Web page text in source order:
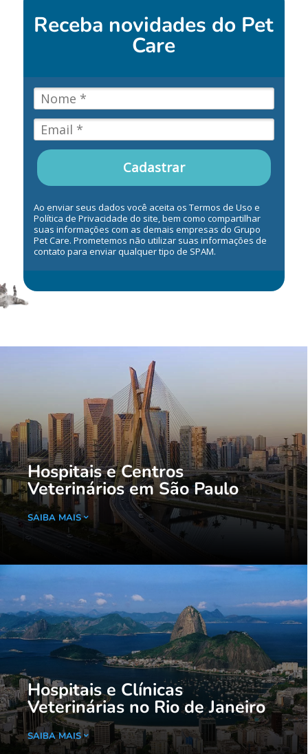
Receba novidades do Pet
Care
Cadastrar
Ao enviar seus dados você aceita os Termos de Uso e
Política de Privacidade do site, bem como compartilhar
suas informações com as demais empresas do Grupo
Pet Care. Prometemos não utilizar suas informações de
contato para enviar qualquer tipo de SPAM.
Hospitais e Centros
Veterinários em São Paulo
SAIBA MAIS
Hospitais e Clínicas
Veterinárias no Rio de Janeiro
SAIBA MAIS